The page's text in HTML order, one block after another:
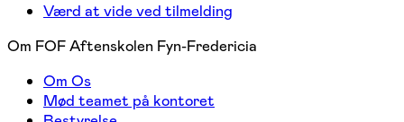
Værd at vide ved tilmelding
Om FOF Aftenskolen Fyn-Fredericia
Om Os
Mød teamet på kontoret